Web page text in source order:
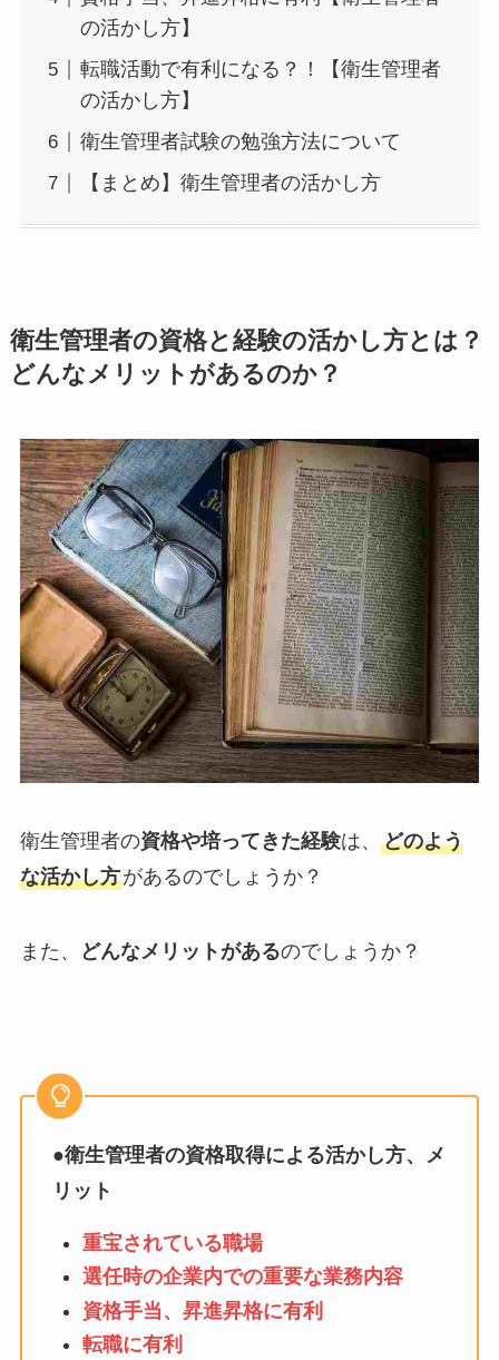
の活かし方】
転職活動で有利になる？！【衛生管理者
の活かし方】
衛生管理者試験の勉強方法について
【まとめ】衛生管理者の活かし方
衛生管理者の資格と経験の活かし方とは？
どんなメリットがあるのか？
衛生管理者の資格や培ってきた経験は、 どのよう
な活かし方があるのでしょうか？
また、 どんなメリット があるのでしょうか？
●衛生管理者の資格取得による活かし方、メ
リット
重宝されている職場
選任時の企業内での重要な業務内容
資格手当、昇進昇格に有利
転職に有利